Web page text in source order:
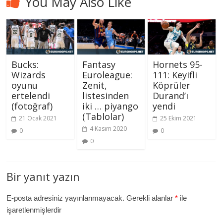
Bucks:
Wizards
oyunu
ertelendi
(fotoğraf)
21 Ocak 2021
0
Fantasy
Euroleague:
Zenit,
listesinden
iki … piyango
(Tablolar)
4 Kasım 2020
0
Hornets 95-
111: Keyifli
Köprüler
Durand’ı
yendi
25 Ekim 2021
0
Bir yanıt yazın
E-posta adresiniz yayınlanmayacak. Gerekli alanlar* ile
işaretlenmişlerdir